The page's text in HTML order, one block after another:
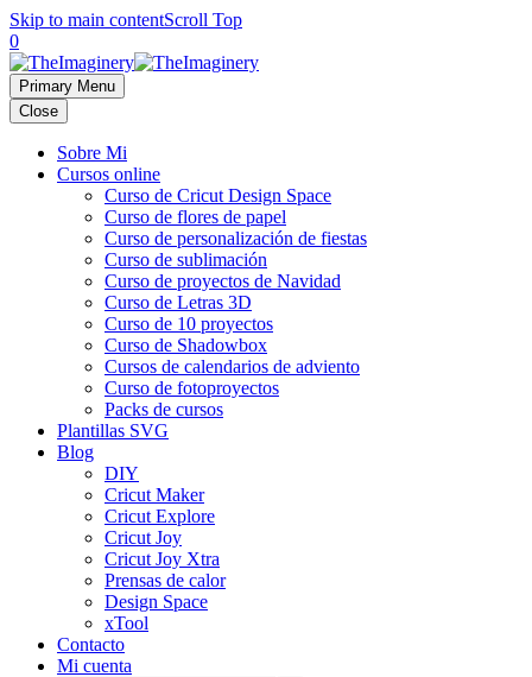
Skip to main contentScroll Top
0
Primary Menu
Close
Sobre Mi
Cursos online
Curso de Cricut Design Space
Curso de flores de papel
Curso de personalización de fiestas
Curso de sublimación
Curso de proyectos de Navidad
Curso de Letras 3D
Curso de 10 proyectos
Curso de Shadowbox
Cursos de calendarios de adviento
Curso de fotoproyectos
Packs de cursos
Plantillas SVG
Blog
DIY
Cricut Maker
Cricut Explore
Cricut Joy
Cricut Joy Xtra
Prensas de calor
Design Space
xTool
Contacto
Mi cuenta